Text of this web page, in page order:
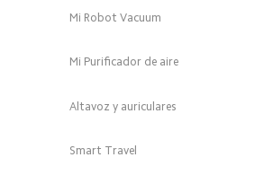
Mi Robot Vacuum
Mi Purificador de aire
Altavoz y auriculares
Smart Travel